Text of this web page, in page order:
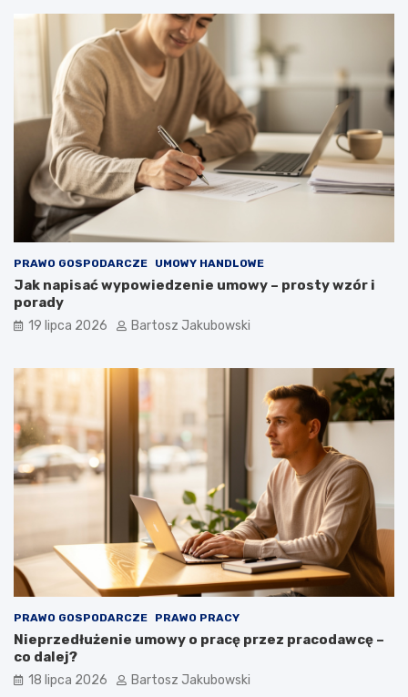
PRAWO GOSPODARCZE UMOWY HANDLOWE
Jak napisać wypowiedzenie umowy – prosty wzór i
porady
19 lipca 2026 Bartosz Jakubowski
PRAWO GOSPODARCZE PRAWO PRACY
Nieprzedłużenie umowy o pracę przez pracodawcę –
co dalej?
18 lipca 2026 Bartosz Jakubowski